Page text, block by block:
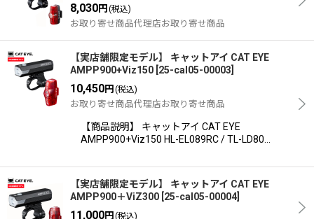
8,030円 (税込)
お取り寄せ商品代理店お取り寄せ商品
【実店舗限定モデル】 キャットアイ CAT EYE
AMPP900+Viz150 25-cal05-00003
10,450円 (税込)
お取り寄せ商品代理店お取り寄せ商品
【商品説明】 キャットアイ CAT EYE
AMPP900+Viz150 HL-EL089RC / TL-LD80…
【実店舗限定モデル】 キャットアイ CAT EYE
AMPP900＋ViZ300 25-cal05-00004
11,000円 (税込)